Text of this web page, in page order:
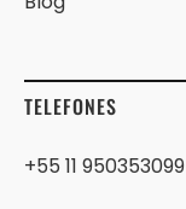
TELEFONES
+55 11 950353099